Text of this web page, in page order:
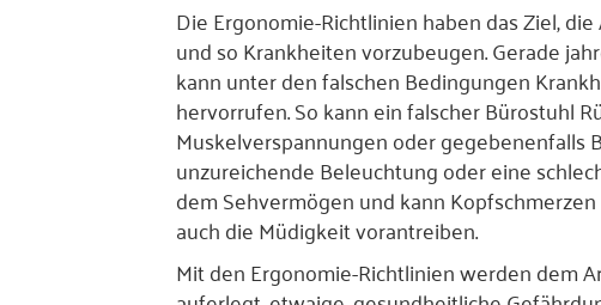
Die Ergonomie-Richtlinien haben das Ziel,
und so Krankheiten vorzubeugen. Gerade
kann unter den falschen Bedingungen
hervorrufen. So kann ein falscher Bürostuhl
Muskelverspannungen oder gegebenenfalls
unzureichende Beleuchtung oder eine
dem Sehvermögen und kann
auch die Müdigkeit vorantreiben.
Mit den Ergonomie-Richtlinien werden dem